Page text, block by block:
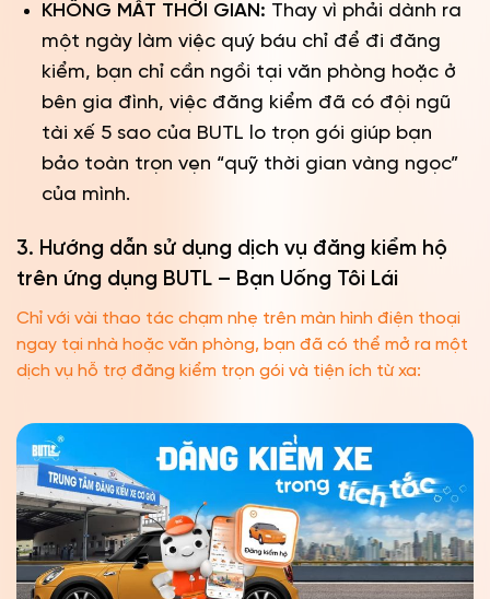
KHÔNG MẤT THỜI GIAN: Thay vì phải dành ra
một ngày làm việc quý báu chỉ để đi đăng
kiểm, bạn chỉ cần ngồi tại văn phòng hoặc ở
bên gia đình, việc đăng kiểm đã có đội ngũ
tài xế 5 sao của BUTL lo trọn gói giúp bạn
bảo toàn trọn vẹn “quỹ thời gian vàng ngọc”
của mình.
3. Hướng dẫn sử dụng dịch vụ đăng kiểm hộ
trên ứng dụng BUTL – Bạn Uống Tôi Lái
Chỉ với vài thao tác chạm nhẹ trên màn hình điện thoại
ngay tại nhà hoặc văn phòng, bạn đã có thể mở ra một
dịch vụ hỗ trợ đăng kiểm trọn gói và tiện ích từ xa: